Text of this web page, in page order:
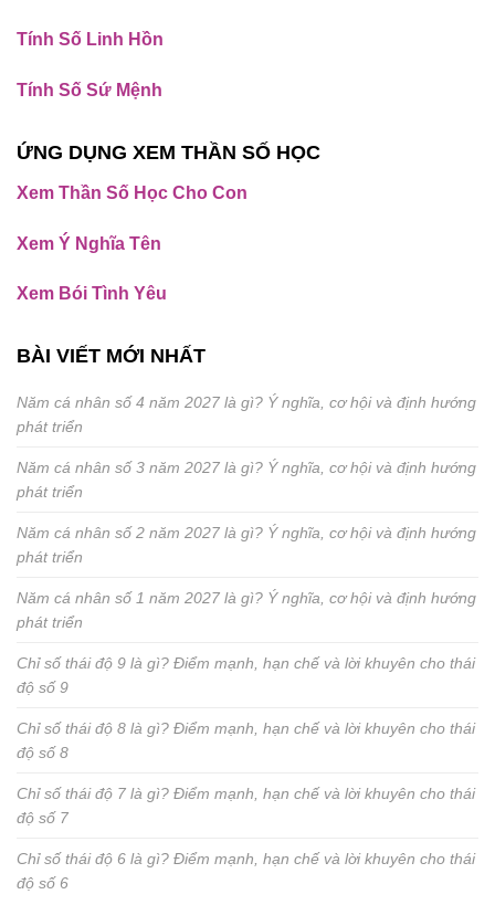
Tính Số Linh Hồn
Tính Số Sứ Mệnh
ỨNG DỤNG XEM THẦN SỐ HỌC
Xem Thần Số Học Cho Con
Xem Ý Nghĩa Tên
Xem Bói Tình Yêu
BÀI VIẾT MỚI NHẤT
Năm cá nhân số 4 năm 2027 là gì? Ý nghĩa, cơ hội và định hướng
phát triển
Năm cá nhân số 3 năm 2027 là gì? Ý nghĩa, cơ hội và định hướng
phát triển
Năm cá nhân số 2 năm 2027 là gì? Ý nghĩa, cơ hội và định hướng
phát triển
Năm cá nhân số 1 năm 2027 là gì? Ý nghĩa, cơ hội và định hướng
phát triển
Chỉ số thái độ 9 là gì? Điểm mạnh, hạn chế và lời khuyên cho thái
độ số 9
Chỉ số thái độ 8 là gì? Điểm mạnh, hạn chế và lời khuyên cho thái
độ số 8
Chỉ số thái độ 7 là gì? Điểm mạnh, hạn chế và lời khuyên cho thái
độ số 7
Chỉ số thái độ 6 là gì? Điểm mạnh, hạn chế và lời khuyên cho thái
độ số 6